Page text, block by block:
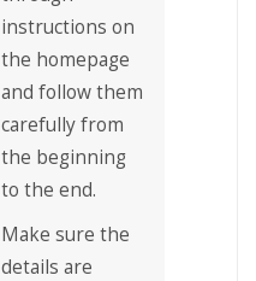
instructions on
the homepage
and follow them
carefully from
the beginning
to the end.
Make sure the
details are